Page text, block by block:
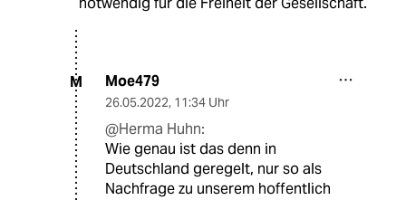
M Moe479
26.05.2022, 11:34 Uhr
@Herma Huhn:
Wie genau ist das denn in
Deutschland geregelt, nur so als
Nachfrage zu unserem hoffentlich